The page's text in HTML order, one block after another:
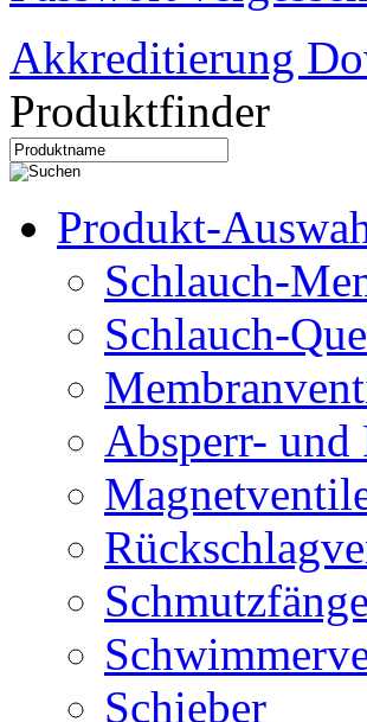
Akkreditierung
Produktfinder
Produkt-
Schlauch-
Schlauch-
Absperr- und
Schieber